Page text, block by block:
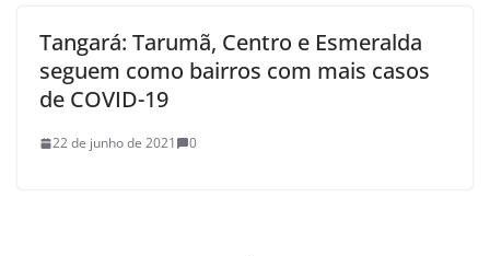
Tangará: Tarumã, Centro e Esmeralda
seguem como bairros com mais casos
de COVID-19
22 de junho de 2021 0